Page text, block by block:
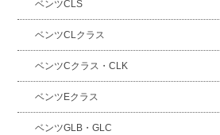
ベンツCLS
ベンツCLクラス
ベンツCクラス・CLK
ベンツEクラス
ベンツGLB・GLC